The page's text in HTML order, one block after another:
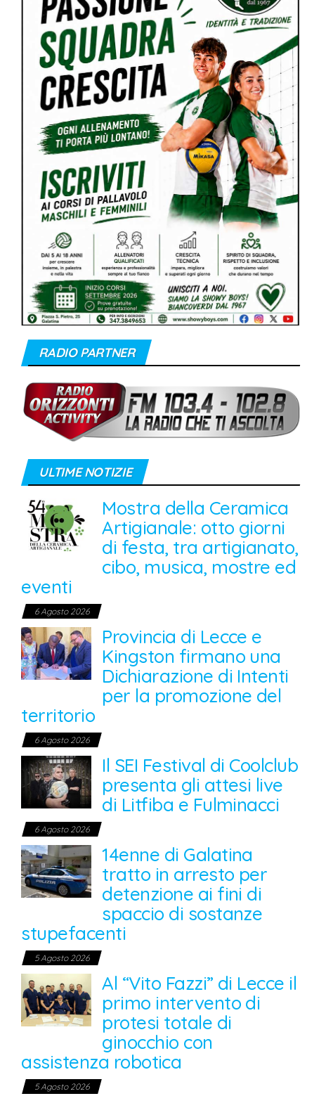
RADIO PARTNER
ULTIME NOTIZIE
Mostra della Ceramica
Artigianale: otto giorni
di festa, tra artigianato,
cibo, musica, mostre ed
eventi
6 Agosto 2026
Provincia di Lecce e
Kingston firmano una
Dichiarazione di Intenti
per la promozione del
territorio
6 Agosto 2026
Il SEI Festival di Coolclub
presenta gli attesi live
di Litfiba e Fulminacci
6 Agosto 2026
14enne di Galatina
tratto in arresto per
detenzione ai fini di
spaccio di sostanze
stupefacenti
5 Agosto 2026
Al “Vito Fazzi” di Lecce il
primo intervento di
protesi totale di
ginocchio con
assistenza robotica
5 Agosto 2026